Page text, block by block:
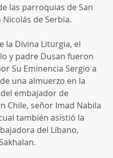
las parroquias de San
Nicolás de Serbia.
la Divina Liturgia, el
y padre Dusan fueron
Su Eminencia Sergio a
una almuerzo en la
embajador de
Chile, señor Imad Nabila
también asistió la
del Líbano,